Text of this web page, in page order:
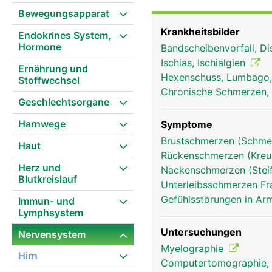
Bewegungsapparat
Endokrines System,
Hormone
Ernährung und
Stoffwechsel
Geschlechtsorgane
Harnwege
Haut
Herz und
Blutkreislauf
Immun- und
Lymphsystem
Nervensystem
Hirn
sich von der
Dabei versorgt jedes
einerseits über
Druck, etc.) aus dem
die Bewegungsimpulse
eine heisse Herdplatte,
worauf das Hirn den
Hand wird zurück
Krankheitsbilder
Bandscheibenvorfall,
Ischias, Ischialgien
Hexenschuss,
Chronische
Symptome
Brustschmerzen
Rückenschmerzen
Nackenschmerzen
Unterleibsschmerzen
Gefühlsstörungen in
Untersuchungen
Myelographie
Computertomographie,